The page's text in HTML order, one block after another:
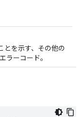
とを示す、その他の
ラーコード。